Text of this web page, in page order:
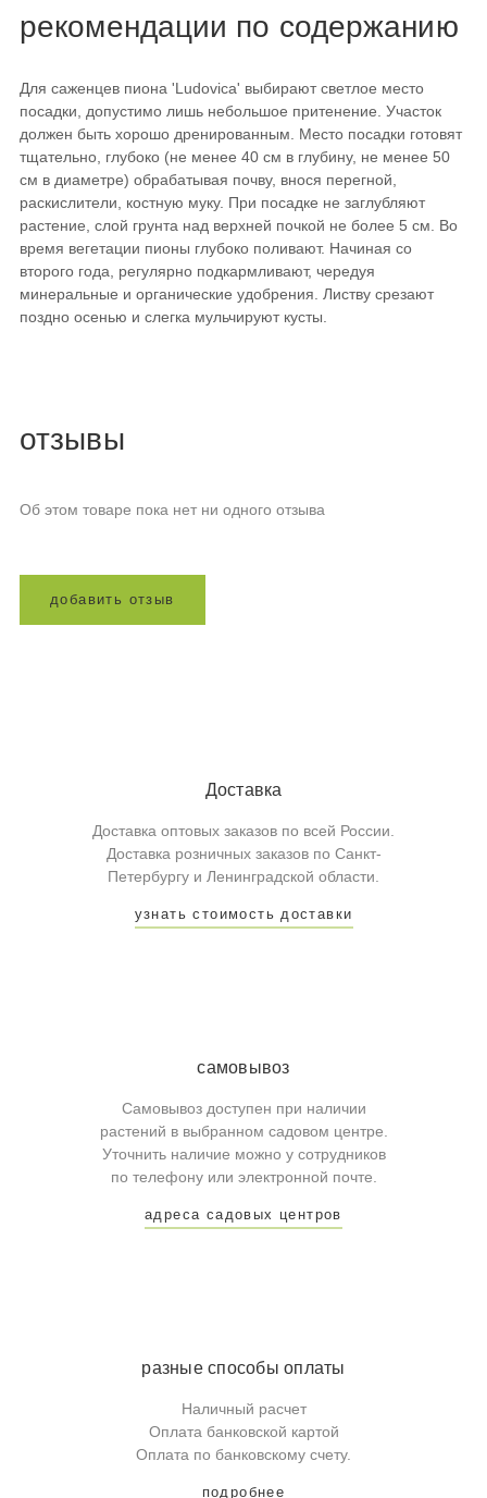
рекомендации по содержанию
Для саженцев пиона 'Ludovica' выбирают светлое место
посадки, допустимо лишь небольшое притенение. Участок
должен быть хорошо дренированным. Место посадки готовят
тщательно, глубоко (не менее 40 см в глубину, не менее 50
см в диаметре) обрабатывая почву, внося перегной,
раскислители, костную муку. При посадке не заглубляют
растение, слой грунта над верхней почкой не более 5 см. Во
время вегетации пионы глубоко поливают. Начиная со
второго года, регулярно подкармливают, чередуя
минеральные и органические удобрения. Листву срезают
поздно осенью и слегка мульчируют кусты.
отзывы
Об этом товаре пока нет ни одного отзыва
доба вит ь отз ыв
Доставка
Доставка оптовых заказов по всей России.
Доставка розничных заказов по Санкт-
Петербургу и Ленинградской области.
узнать стоимость доставки
самовывоз
Самовывоз доступен при наличии
растений в выбранном садовом центре.
Уточнить наличие можно у сотрудников
по телефону или электронной почте.
адреса садовых центров
разные способы оплаты
Наличный расчет
Оплата банковской картой
Оплата по банковскому счету.
подробнее